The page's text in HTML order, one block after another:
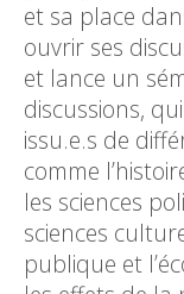
et sa place
ouvrir ses
et lance un
discussions,
issu.e.s de
comme
les sciences
sciences
publique et